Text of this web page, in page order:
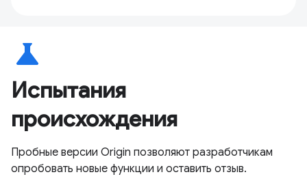
science
Испытания
происхождения
Пробные версии Origin позволяют разработчикам
опробовать новые функции и оставить отзыв.